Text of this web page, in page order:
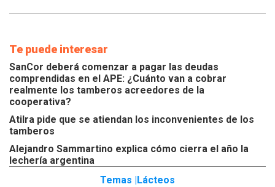
Te puede interesar
SanCor deberá comenzar a pagar las deudas
comprendidas en el APE: ¿Cuánto van a cobrar
realmente los tamberos acreedores de la
cooperativa?
Atilra pide que se atiendan los inconvenientes de los
tamberos
Alejandro Sammartino explica cómo cierra el año la
lechería argentina
Temas |
Lácteos